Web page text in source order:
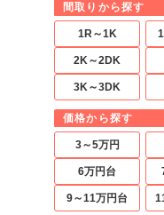
間取りから探す
1R～1K
2K～2DK
3K～3DK
価格から探す
3～5万円
6万円台
9～11万円台